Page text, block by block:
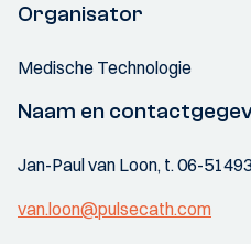
Organisator
Medische Technologie
Naam en
Jan-Paul van Loon, t. 06-
van.loon@pulsecath.com